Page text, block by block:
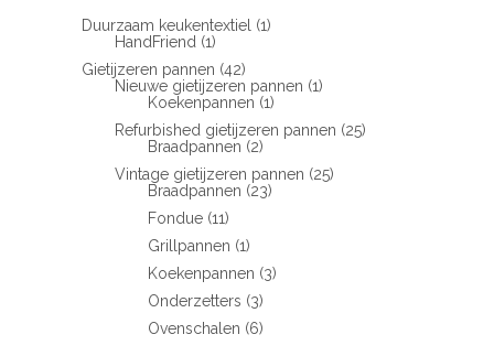
Duurzaam keukentextiel (1)
HandFriend (1)
Gietijzeren pannen (42)
Nieuwe gietijzeren pannen (1)
Koekenpannen (1)
Refurbished gietijzeren pannen (25)
Braadpannen (2)
Vintage gietijzeren pannen (25)
Braadpannen (23)
Fondue (11)
Grillpannen (1)
Koekenpannen (3)
Onderzetters (3)
Ovenschalen (6)